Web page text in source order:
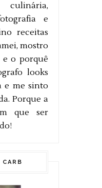
e
receitas
mostro
e o porquê
looks
e me sinto
Porque a
que ser